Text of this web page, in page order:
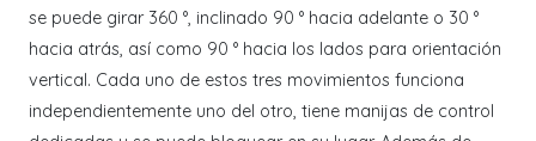
se puede girar 360 °, inclinado 90 ° hacia adelante o 30 °
hacia atrás, así como 90 ° hacia los lados para orientación
vertical. Cada uno de estos tres movimientos funciona
independientemente uno del otro, tiene manijas de control